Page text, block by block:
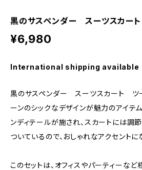
黒のサスペンダー スーツスカー
¥6,980
International shipping available
黒のサスペンダー スーツスカート ツー
ーンのシックなデザインが魅力のアイテ
ンディテールが施され、スカートには調
ついているので、おしゃれなアクセントに
このセットは、オフィスやパーティーな